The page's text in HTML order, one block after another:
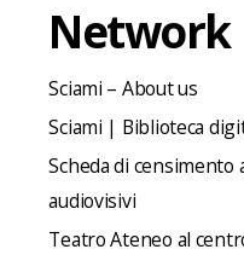
Network
Sciami – About us
Sciami | Biblioteca
Scheda di censimento
audiovisivi
Teatro Ateneo al